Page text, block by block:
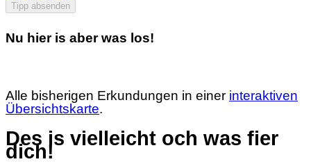
Tipp absenden
Nu hier is aber was los!
Alle bisherigen Erkundungen in einer interaktiven
Übersichtskarte.
Des is vielleicht och was fier
dich!